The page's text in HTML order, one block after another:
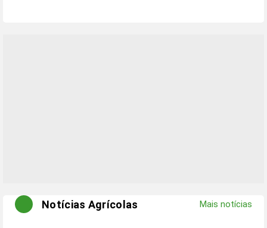
Notícias Agrícolas Mais notícias